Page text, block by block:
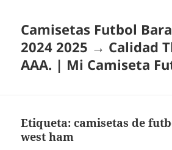
Camisetas Futbol
2024 2025 → Calidad
AAA. | Mi Camiseta
Etiqueta:camisetas de
west ham